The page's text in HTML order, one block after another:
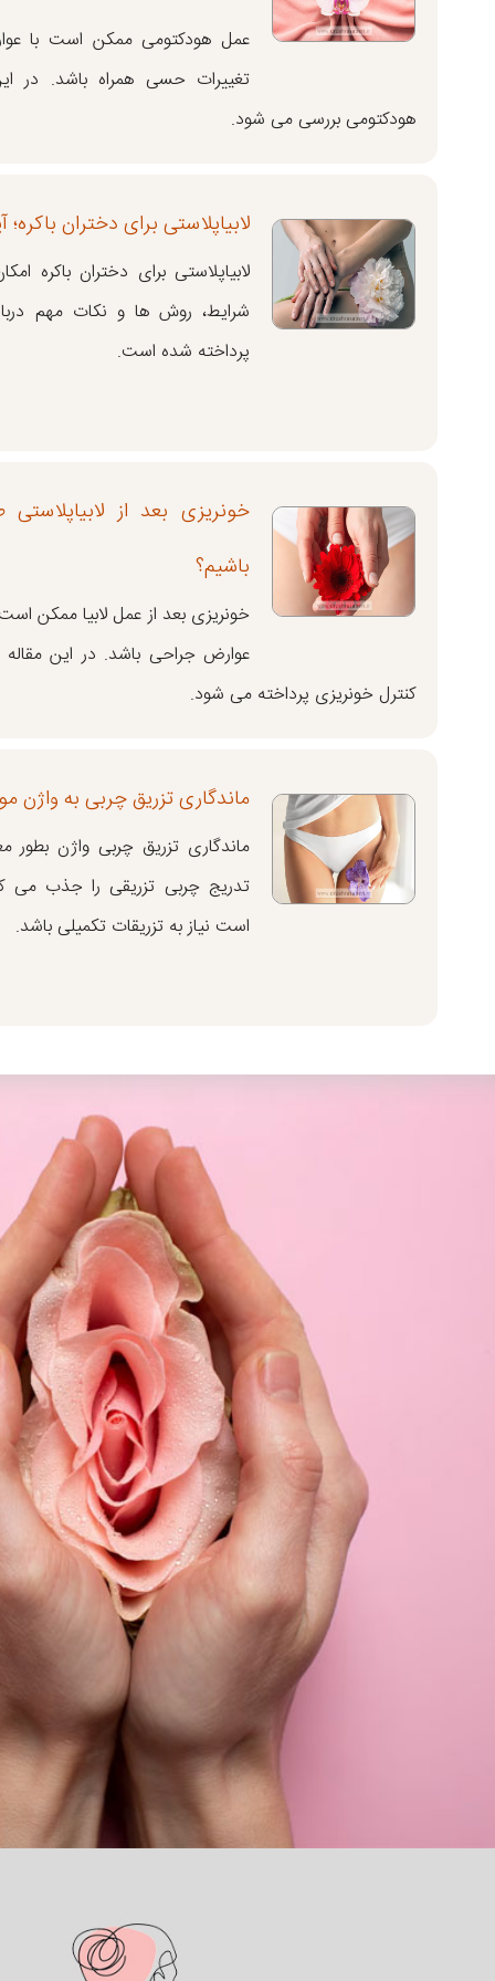
عمل هودکتومی ممکن است با
تغییرات حسی همراه باشد. در
هودکتومی بررسی می شود.
لابیاپلاستی برای دختران
لابیاپلاستی برای دختران باکره
شرایط، روش ها و نکات مهم
پرداخته شده است.
خونریزی بعد از
باشیم؟
خونریزی بعد از عمل لابیا ممکن
عوارض جراحی باشد. در این
کنترل خونریزی پرداخته می شود.
ماندگاری تزریق چربی به واژن
ماندگاری تزریق چربی واژن بطور
تدریج چربی تزریقی را جذب می
است نیاز به تزریقات تکمیلی باشد.